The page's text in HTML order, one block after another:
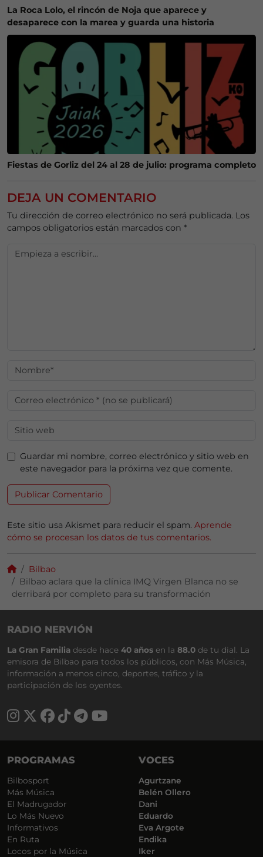
La Roca Lolo, el rincón de Noja que aparece y
desaparece con la marea y guarda una historia
Fiestas de Gorliz del 24 al 28 de julio: programa completo
DEJA UN COMENTARIO
Tu dirección de correo electrónico no será publicada. Los
campos obligatorios están marcados con *
Guardar mi nombre, correo electrónico y sitio web en
este navegador para la próxima vez que comente.
Este sitio usa Akismet para reducir el spam. Aprende
cómo se procesan los datos de tus comentarios.
Bilbao
Bilbao aclara que la clínica IMQ Virgen Blanca no se
derribará por completo para su transformación
RADIO NERVIÓN
La Gran Familia desde hace 40 años en la 88.0 de tu dial. La
emisora de Bilbao para todos los públicos, con Más Música,
información a menos cinco, deportes, tráfico y la
participación de los oyentes.
PROGRAMAS
Bilbosport
Más Música
El Madrugador
Lo Más Nuevo
Informativos
En Ruta
Locos por la Música
VOCES
Agurtzane
Belén Ollero
Dani
Eduardo
Eva Argote
Endika
Iker